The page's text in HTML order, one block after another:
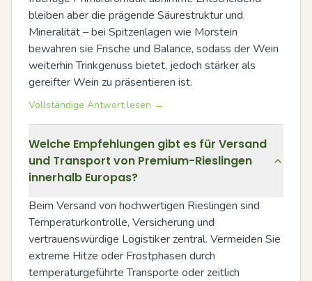
bleiben aber die prägende Säurestruktur und
Mineralität – bei Spitzenlagen wie Morstein
bewahren sie Frische und Balance, sodass der Wein
weiterhin Trinkgenuss bietet, jedoch stärker als
gereifter Wein zu präsentieren ist.
Vollständige Antwort lesen →
Welche Empfehlungen gibt es für Versand
und Transport von Premium-Rieslingen
innerhalb Europas?
Beim Versand von hochwertigen Rieslingen sind
Temperaturkontrolle, Versicherung und
vertrauenswürdige Logistiker zentral. Vermeiden Sie
extreme Hitze oder Frostphasen durch
temperaturgeführte Transporte oder zeitlich